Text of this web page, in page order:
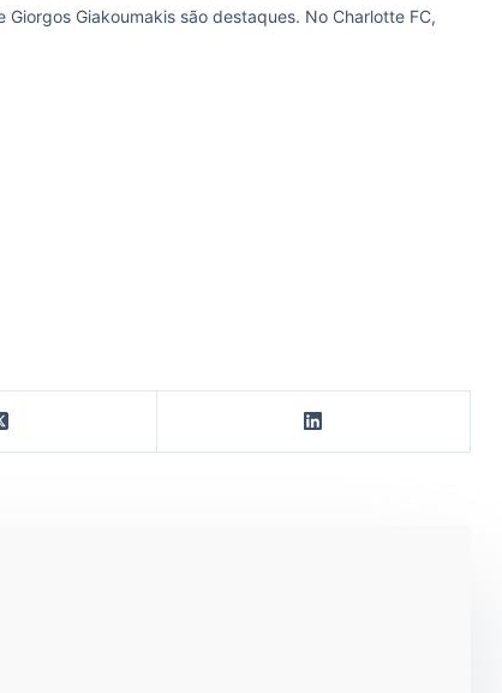
Giakoumakis são destaques. No Charlotte FC,